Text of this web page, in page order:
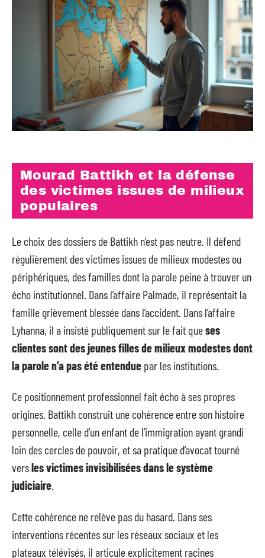
Mourad Battikh et la défense
des victimes issues de milieux
populaires
Le choix des dossiers de Battikh n’est pas neutre. Il défend
régulièrement des victimes issues de milieux modestes ou
périphériques, des familles dont la parole peine à trouver un
écho institutionnel. Dans l’affaire Palmade, il représentait la
famille grièvement blessée dans l’accident. Dans l’affaire
Lyhanna, il a insisté publiquement sur le fait queses
clientes sont des jeunes filles de milieux modestes dont
la parole n’a pas été entendue par les institutions.
Ce positionnement professionnel fait écho à ses propres
origines. Battikh construit une cohérence entre son histoire
personnelle, celle d’un enfant de l’immigration ayant grandi
loin des cercles de pouvoir, et sa pratique d’avocat tourné
versles victimes invisibilisées dans le système
judiciaire.
Cette cohérence ne relève pas du hasard. Dans ses
interventions récentes sur les réseaux sociaux et les
plateaux télévisés, il articule explicitement racines